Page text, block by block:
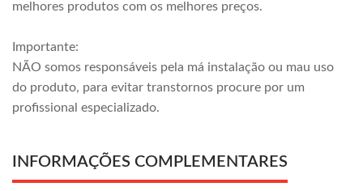
melhores produtos com os melhores preços.
Importante:
NÃO somos responsáveis pela má instalação ou mau uso
do produto, para evitar transtornos procure por um
profissional especializado.
INFORMAÇÕES COMPLEMENTARES